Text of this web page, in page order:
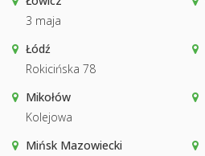
3 maja
Łódź
Rokicińska 78
Mikołów
Kolejowa
Mińsk Mazowiecki